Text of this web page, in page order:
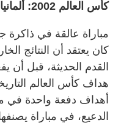
كأس العالم 2002: ألمانيا على السعودية 8-0
مباراة عالقة في ذاكرة
كان يعتقد أن النتائج
القدم الحديثة، قبل أن
هداف كأس العالم
أهداف دفعة واحدة
الدعيع، في مباراة